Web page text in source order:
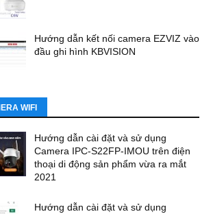
Hướng dẫn kết nối camera EZVIZ vào
đầu ghi hình KBVISION
WIFI
Hướng dẫn cài đặt và sử dụng
Camera IPC-S22FP-IMOU trên điện
thoại di động sản phẩm vừa ra mắt
2021
Hướng dẫn cài đặt và sử dụng